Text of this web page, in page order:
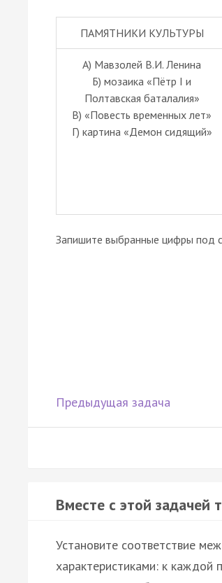
ПАМЯТНИКИ КУЛЬТУРЫ
А) Мавзолей В.И. Ленина
Б) мозаика «Пётр I и
Полтавская баталалия»
В) «Повесть временных лет»
Г) картина «Демон сидящий»
Запишите выбранные цифры под
Предыдущая задача
Вместе с этой задачей
Установите соответствие
характеристиками: к каждой